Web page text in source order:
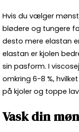
Hvis du vælger
blødere og tungere
desto mere elastan
elastan er kjolen
sin pasform. I
omkring 6-8 %,
på kjoler og toppe
Vask din